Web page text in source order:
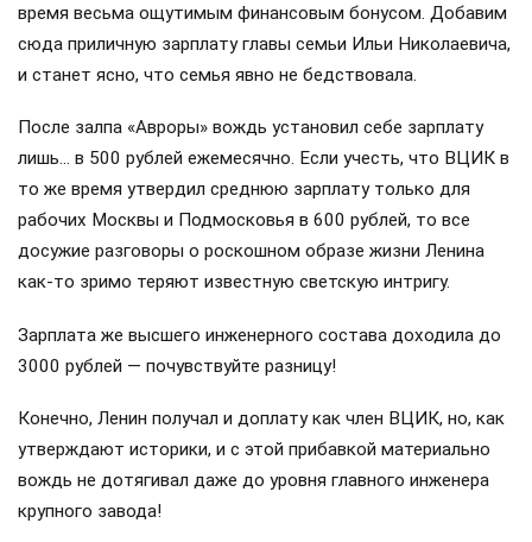
время весьма ощутимым финансовым бонусом. Добавим
сюда приличную зарплату главы семьи Ильи Николаевича,
и станет ясно, что семья явно не бедствовала.
После залпа «Авроры» вождь установил себе зарплату
лишь… в 500 рублей ежемесячно. Если учесть, что ВЦИК в
то же время утвердил среднюю зарплату только для
рабочих Москвы и Подмосковья в 600 рублей, то все
досужие разговоры о роскошном образе жизни Ленина
как-то зримо теряют известную светскую интригу.
Зарплата же высшего инженерного состава доходила до
3000 рублей — почувствуйте разницу!
Конечно, Ленин получал и доплату как член ВЦИК, но, как
утверждают историки, и с этой прибавкой материально
вождь не дотягивал даже до уровня главного инженера
крупного завода!